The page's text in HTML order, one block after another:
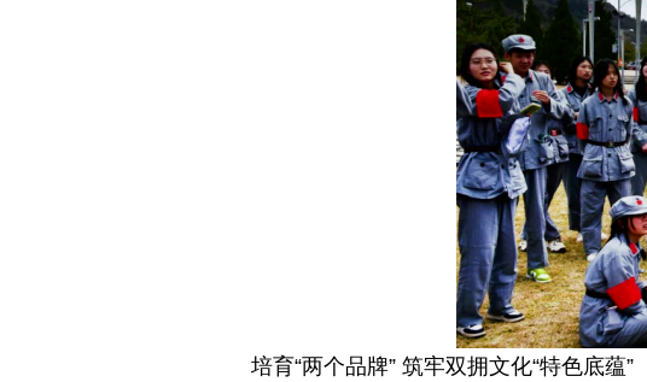
培育“两个品牌” 筑牢双拥文化“特色底蕴”